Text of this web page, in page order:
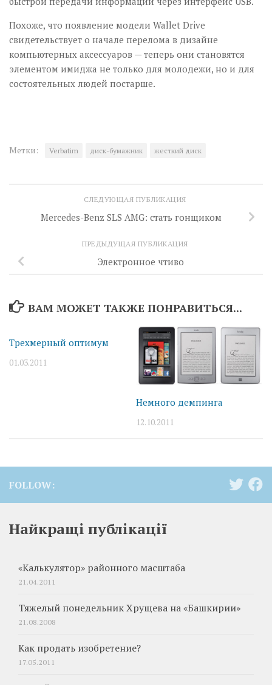
Похоже, что появление модели Wallet Drive
свидетельствует о начале перелома в дизайне
компьютерных аксессуаров — теперь они становятся
элементом имиджа не только для молодежи, но и для
состоятельных людей постарше.
Метки: Verbatim диск-бумажник жесткий диск
СЛЕДУЮЩАЯ ПУБЛИКАЦИЯ
Mercedes-Benz SLS AMG: стать гонщиком
ПРЕДЫДУЩАЯ ПУБЛИКАЦИЯ
Электронное чтиво
ВАМ МОЖЕТ ТАКЖЕ ПОНРАВИТЬСЯ...
Трехмерный оптимум
01.03.2011
Немного демпинга
12.10.2011
FOLLOW:
Найкращі публікації
«Калькулятор» районного масштаба
21.04.2011
Тяжелый понедельник Хрущева на «Башкирии»
21.08.2008
Как продать изобретение?
17.05.2011